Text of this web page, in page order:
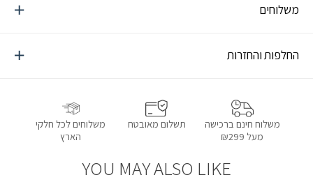
משלוחים
החלפות והחזרות
משלוח חינם ברכישה
מעל ₪299
תשלום מאובטח
משלוחים לכל חלקי
הארץ
YOU MAY ALSO LIKE